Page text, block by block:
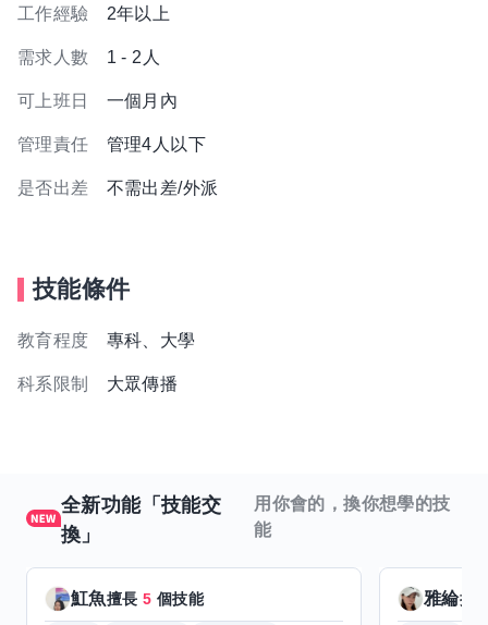
工作經驗 2年以上
需求人數 1 - 2人
可上班日 一個月內
管理責任 管理4人以下
是否出差 不需出差/外派
技能條件
教育程度 專科、大學
科系限制 大眾傳播
全新功能「技能交
換」
用你會的，換你想學的技
能
魟魚擅長5 個技能 雅綸擅